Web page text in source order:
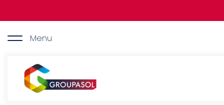
principalMenu
Groupasol